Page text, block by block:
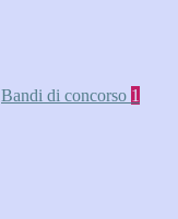
Bandi di concorso 1